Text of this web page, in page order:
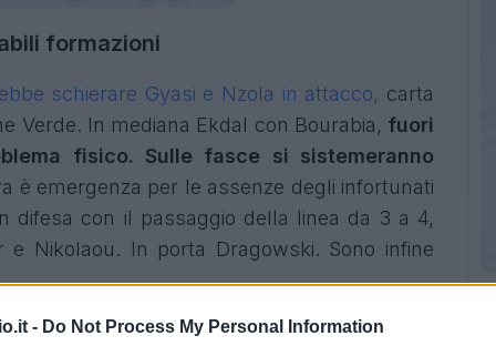
- Do Not Process My Personal Information
formazioni
schierare Gyasi e Nzola in attacco, carta
Verde. In mediana Ekdal con Bourabia, fuori
fisico. Sulle fasce si sistemeranno
è emergenza per le assenze degli infortunati
difesa con il passaggio della linea da 3 a 4,
Nikolaou. In porta Dragowski. Sono infine
puntare ancora sulla difesa a quattro con